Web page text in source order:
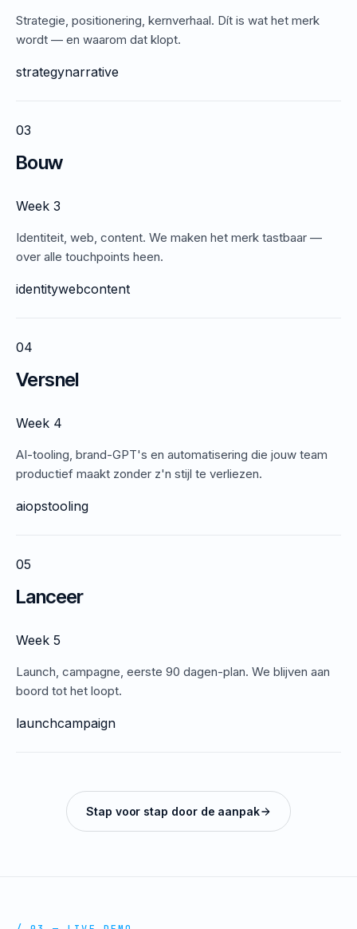
Strategie, positionering, kernverhaal. Dít is wat het merk
wordt — en waarom dat klopt.
strategynarrative
03
Bouw
Week 3
Identiteit, web, content. We maken het merk tastbaar —
over alle touchpoints heen.
identitywebcontent
04
Versnel
Week 4
AI-tooling, brand-GPT's en automatisering die jouw team
productief maakt zonder z'n stijl te verliezen.
aiopstooling
05
Lanceer
Week 5
Launch, campagne, eerste 90 dagen-plan. We blijven aan
boord tot het loopt.
launchcampaign
Stap voor stap door de aanpak